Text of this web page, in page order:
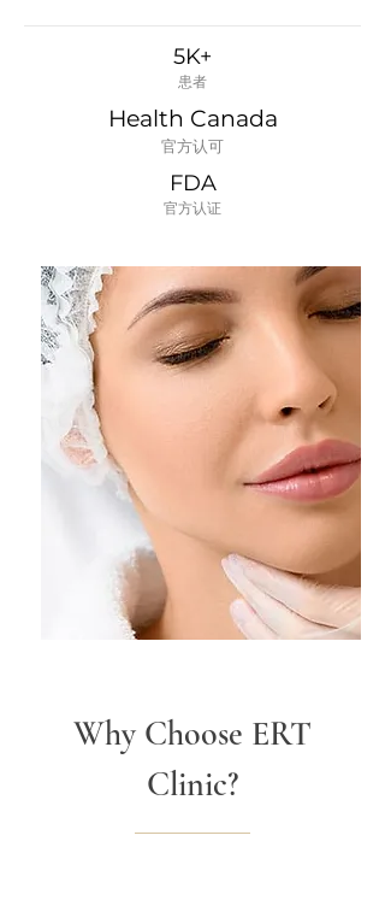
5K+
患者
Health Canada
官方认可
FDA
​官方认证
Why Choose ERT
Clinic?